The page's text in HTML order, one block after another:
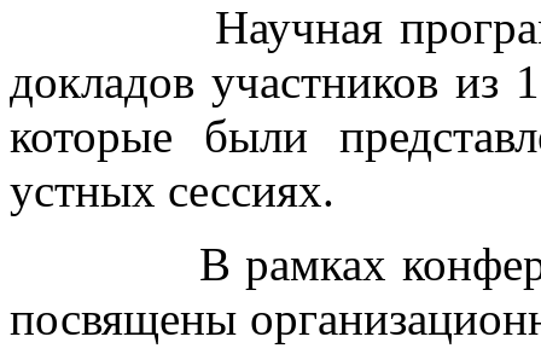
Научная программа
докладов участников из
которые были
устных сессиях.
В рамках
посвящены